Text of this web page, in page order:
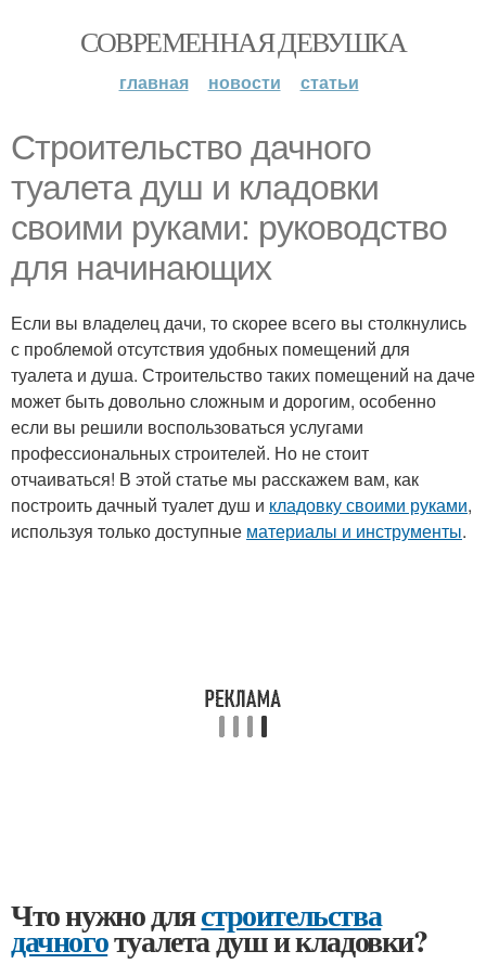
СОВРЕМЕННАЯ ДЕВУШКА
главная новости статьи
Строительство дачного
туалета душ и кладовки
своими руками: руководство
для начинающих
Если вы владелец дачи, то скорее всего вы столкнулись
с проблемой отсутствия удобных помещений для
туалета и душа. Строительство таких помещений на даче
может быть довольно сложным и дорогим, особенно
если вы решили воспользоваться услугами
профессиональных строителей. Но не стоит
отчаиваться! В этой статье мы расскажем вам, как
построить дачный туалет душ и кладовку своими руками,
используя только доступные материалы и инструменты.
Что нужно длястроительства
дачноготуалета душ и кладовки?